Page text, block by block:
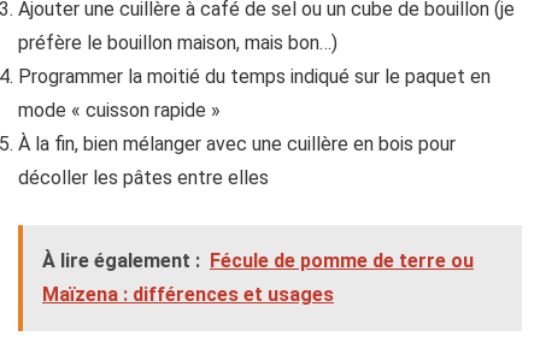
Ajouter une cuillère à café de sel ou un cube de bouillon (je
préfère le bouillon maison, mais bon…)
Programmer la moitié du temps indiqué sur le paquet en
mode « cuisson rapide »
À la fin, bien mélanger avec une cuillère en bois pour
décoller les pâtes entre elles
À lire également : Fécule de pomme de terre ou
Maïzena : différences et usages